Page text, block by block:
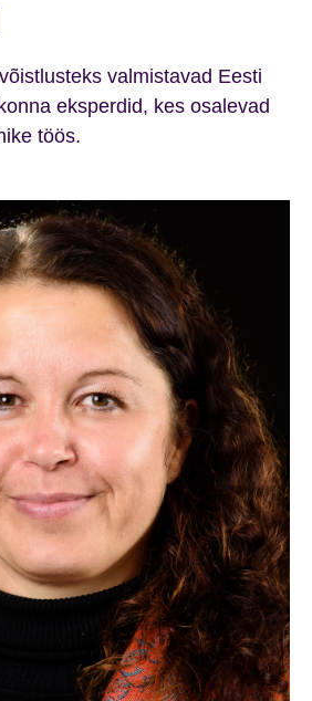
valmistavad Eesti
eksperdid, kes osalevad
töös.